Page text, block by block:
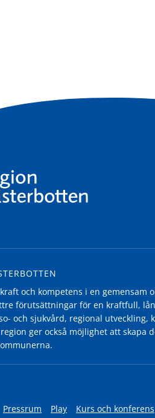
och kompetens i en gemensam
förutsättningar för en kraftfull,
och sjukvård, regional utveckling,
ger också möjlighet att skapa
Pressrum Play Kurs och konferens